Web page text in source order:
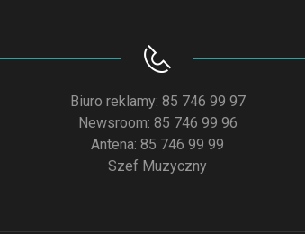
Biuro reklamy: 85 746 99 97
Newsroom: 85 746 99 96
Antena: 85 746 99 99
Szef Muzyczny